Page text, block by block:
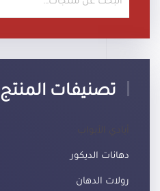
تصنيفات المنتج
دهانات الديكور
رولات الدهان